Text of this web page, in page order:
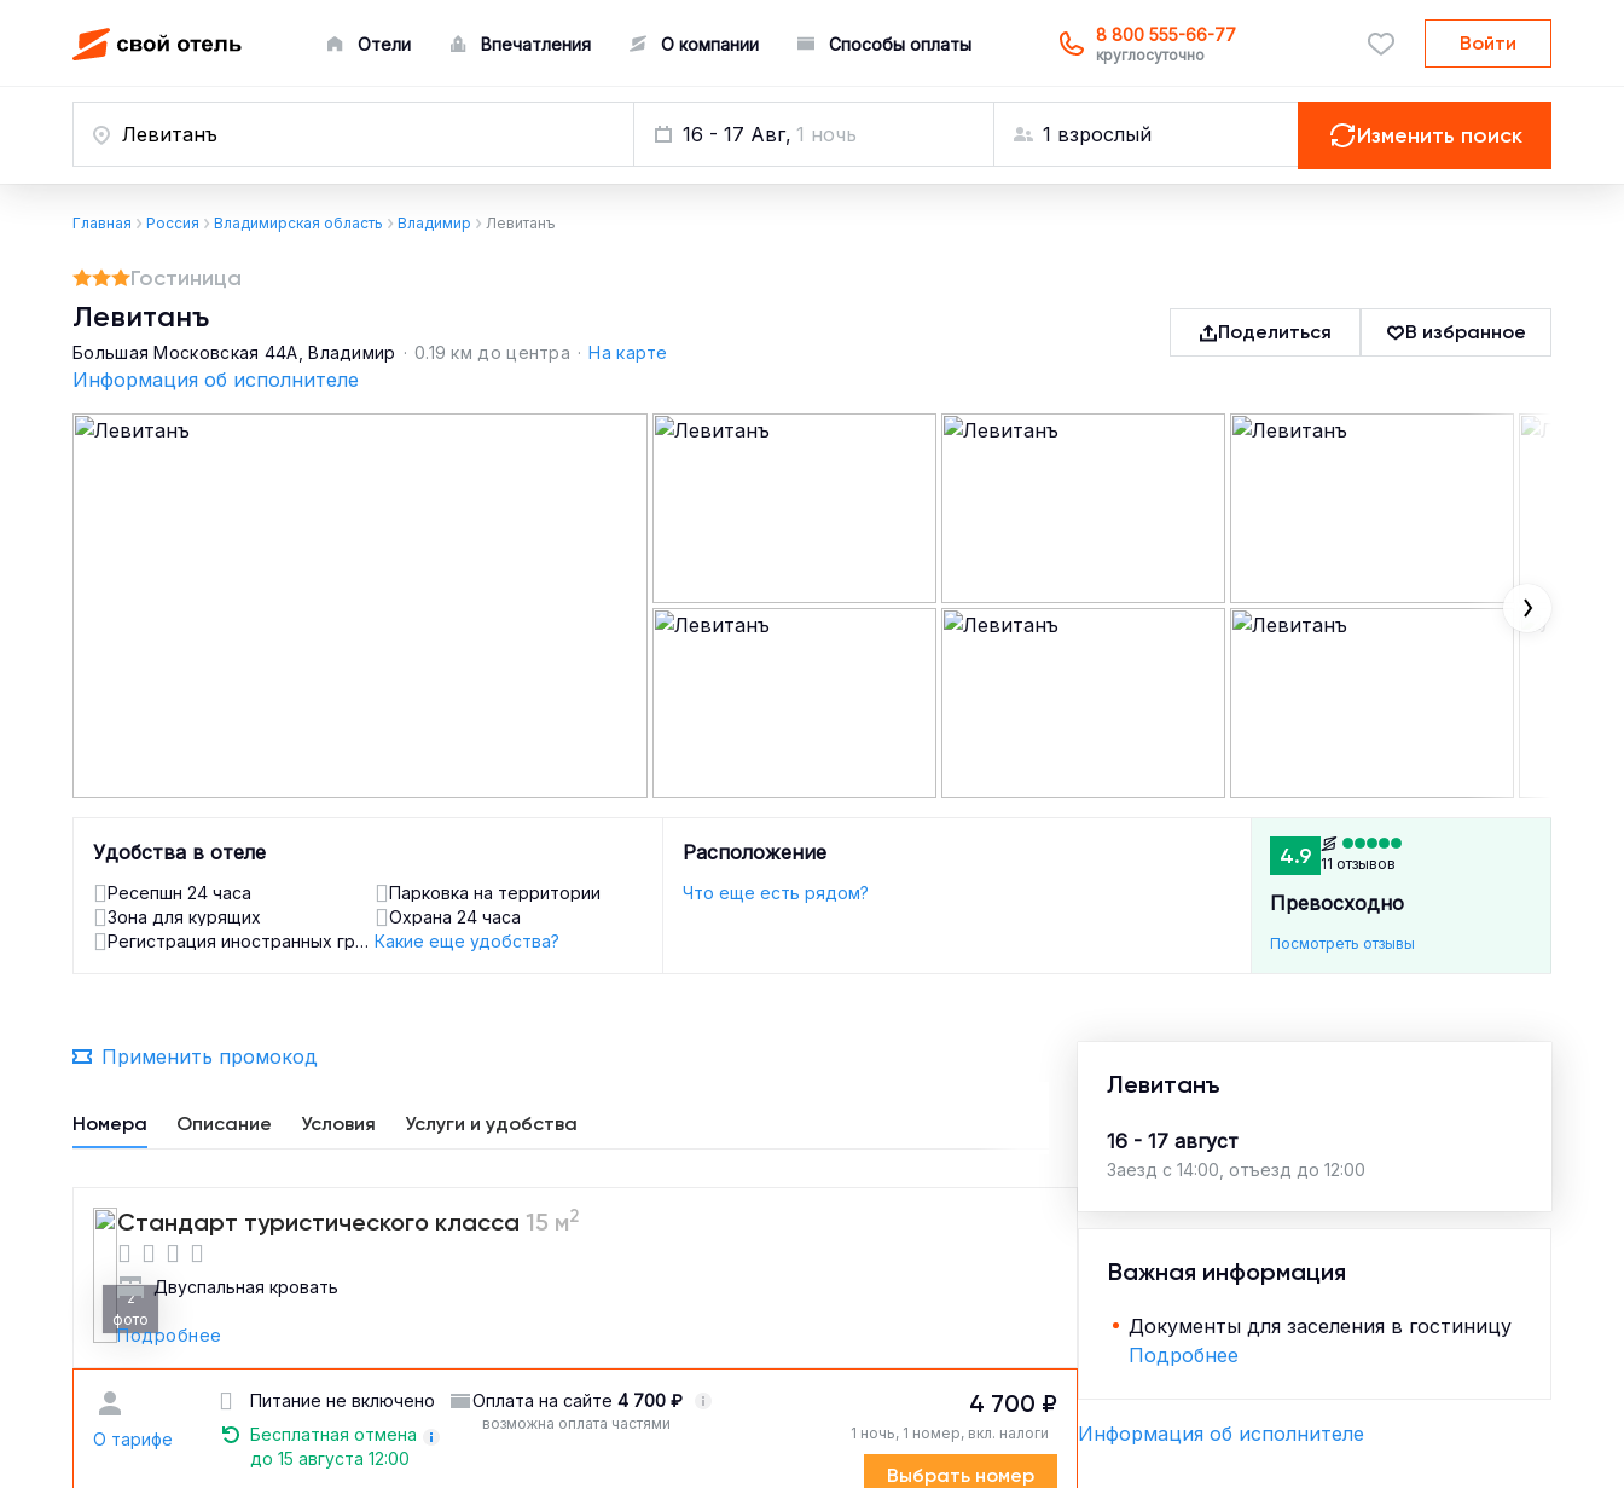
Отели Впечатления О компании Способы оплаты 8 800 555-66-77
круглосуточно
Войти
16 - 17 Авг, 1 ночь 1 взрослый Изменить поиск
Главная Россия Владимирская область Владимир Левитанъ
Гостиница
Левитанъ
Большая Московская 44А, Владимир · 0.19 км до центра · На карте
Поделиться В избранное
Информация об исполнителе
Удобства в отеле
Ресепшн 24 часа
Зона для курящих
Регистрация иностранных граждан
Парковка на территории
Охрана 24 часа
Какие еще удобства?
Расположение
Что еще есть рядом?
4.9 11 отзывов
Превосходно
Посмотреть отзывы
Применить промокод
Номера Описание Условия Услуги и удобства
2
фото
Стандарт туристического класса 15 м2
Двуспальная кровать
Подробнее
О тарифе
Питание не включено
Бесплатная отмена
до 15 августа 12:00
Оплата на сайте 4 700 ₽
возможна оплата частями
4 700 ₽
1 ночь, 1 номер, вкл. налоги
Выбрать номер
Левитанъ
16 - 17 август
Заезд с 14:00, отъезд до 12:00
Важная информация
Документы для заселения в гостиницу
Подробнее
Информация об исполнителе